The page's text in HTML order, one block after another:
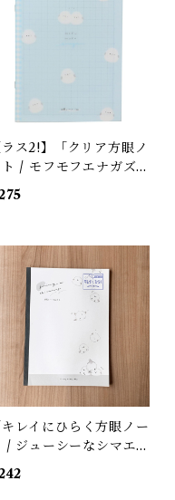
ラス2!】「クリア方眼ノ
ト / モフモフエナガズ /
」シマエナガの半透明
ノート＊水色【生産終
キレイにひらく方眼ノー
/ ジューシーなシマエ
/ 5mmマス」シマエ
ガのB5ノート / カミオ